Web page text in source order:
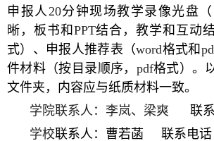
申报人20分钟现场教学录像光盘
晰，板书和 PPT结合，教学和互动
式）、申报人推荐表（word格式和
件材料（按目录顺序， pdf格式）。
文件夹，内容应与纸质材料一致。
学院联系人：李岚、梁爽
联
学校联系人：曹若菡 联系电话